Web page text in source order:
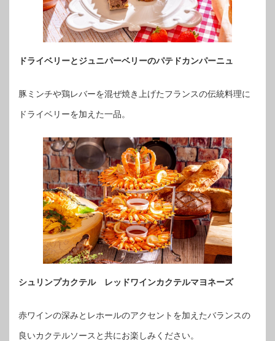
ドライベリーとジュニパーベリーのパテドカンパーニュ
豚ミンチや鶏レバーを混ぜ焼き上げたフランスの伝統料理に
ドライベリーを加えた一品。
シュリンプカクテル レッドワインカクテルマヨネーズ
赤ワインの深みとレホールのアクセントを加えたバランスの
良いカクテルソースと共にお楽しみください。